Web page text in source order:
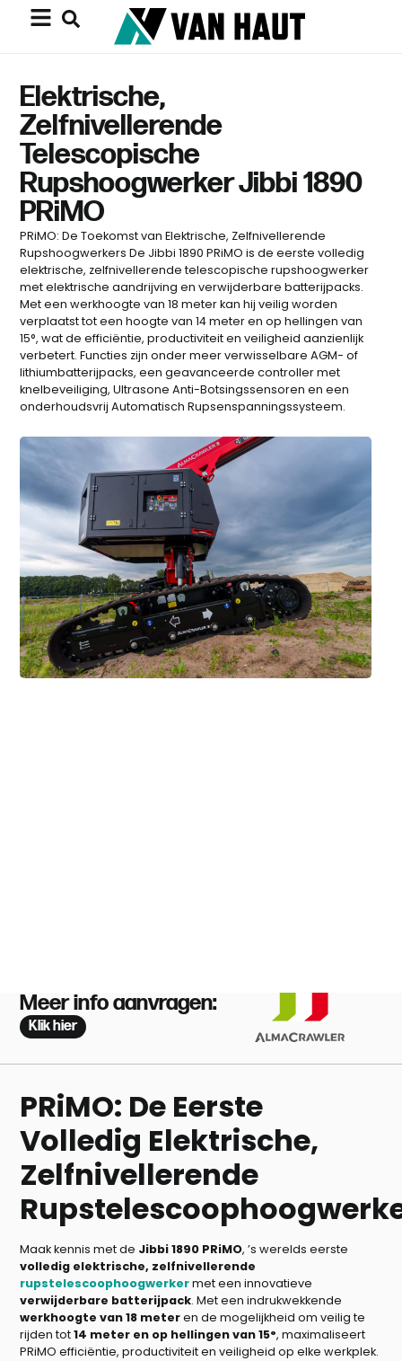
Elektrische,
Zelfnivellerende
Telescopische
Rupshoogwerker Jibbi 1890
PRiMO
PRiMO: De Toekomst van Elektrische, Zelfnivellerende
Rupshoogwerkers De Jibbi 1890 PRiMO is de eerste volledig
elektrische, zelfnivellerende telescopische rupshoogwerker
met elektrische aandrijving en verwijderbare batterijpacks.
Met een werkhoogte van 18 meter kan hij veilig worden
verplaatst tot een hoogte van 14 meter en op hellingen van
15°, wat de efficiëntie, productiviteit en veiligheid aanzienlijk
verbetert. Functies zijn onder meer verwisselbare AGM- of
lithiumbatterijpacks, een geavanceerde controller met
knelbeveiliging, Ultrasone Anti-Botsingssensoren en een
onderhoudsvrij Automatisch Rupsenspanningssysteem.
Meer info aanvragen:
Klik hier
PRiMO: De Eerste
Volledig Elektrische,
Zelfnivellerende
Maak kennis met de Jibbi 1890 PRiMO, ’s werelds eerste
volledig elektrische, zelfnivellerende
rupstelescoophoogwerkermet een innovatieve
verwijderbare batterijpack. Met een indrukwekkende
werkhoogte van 18 meteren de mogelijkheid om veilig te
rijden tot14 meter en op hellingen van 15°, maximaliseert
PRiMO efficiëntie, productiviteit en veiligheid op elke werkplek.